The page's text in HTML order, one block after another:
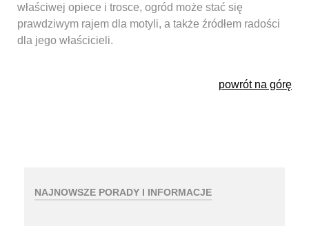
właściwej opiece i trosce, ogród może stać się
prawdziwym rajem dla motyli, a także źródłem radości
dla jego właścicieli.
powrót na górę
NAJNOWSZE PORADY I INFORMACJE